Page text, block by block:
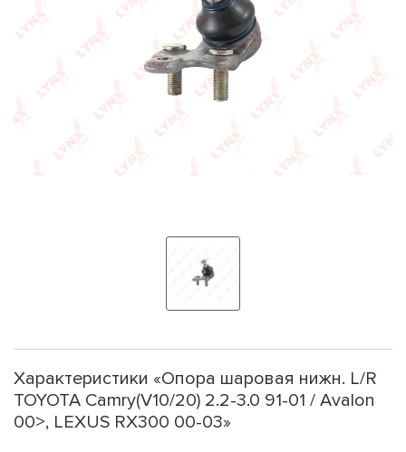
Характеристики «Опора шаровая нижн. L/R
TOYOTA Camry(V10/20) 2.2-3.0 91-01 / Avalon
00>, LEXUS RX300 00-03»